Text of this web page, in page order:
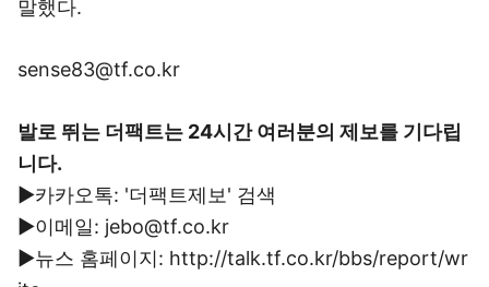
말했다.
sense83@tf.co.kr
발로 뛰는 더팩트는 24시간 여러분의 제보를 기다립
니다.
▶카카오톡: '더팩트제보' 검색
▶이메일: jebo@tf.co.kr
▶뉴스 홈페이지: http://talk.tf.co.kr/bbs/report/wr